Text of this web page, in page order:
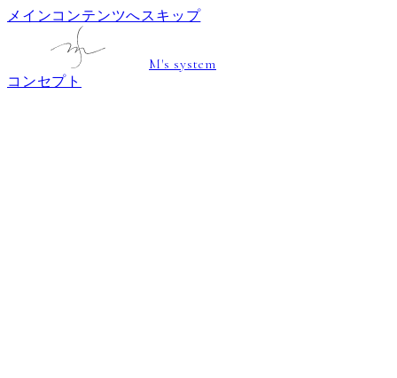
メインコンテンツへスキップ
M's system
コンセプト